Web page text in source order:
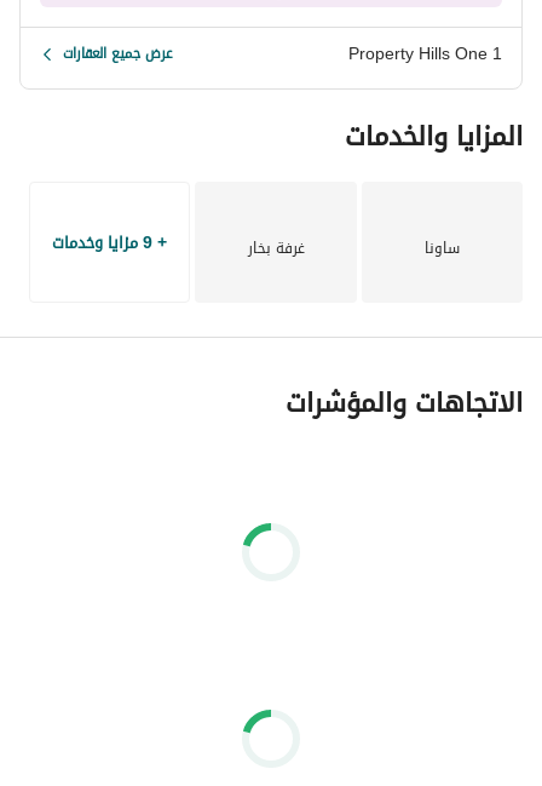
Property Hills One 1 عرض جميع العقارات
المزايا والخدمات
ساونا غرفة بخار + 9 مزايا وخدمات
الاتجاهات والمؤشرات